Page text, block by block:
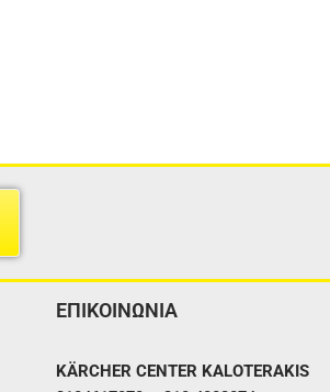
ΕΠΙΚΟΙΝΩΝΙΑ
KÄRCHER CENTER KALOTERAKIS